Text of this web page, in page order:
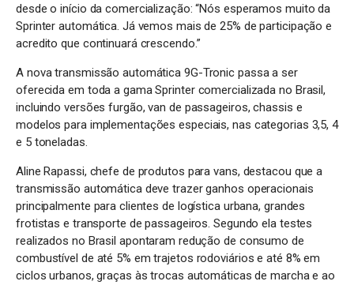
desde o início da comercialização: “Nós esperamos muito da
Sprinter automática. Já vemos mais de 25% de participação e
acredito que continuará crescendo.”
A nova transmissão automática 9G-Tronic passa a ser
oferecida em toda a gama Sprinter comercializada no Brasil,
incluindo versões furgão, van de passageiros, chassis e
modelos para implementações especiais, nas categorias 3,5, 4
e 5 toneladas.
Aline Rapassi, chefe de produtos para vans, destacou que a
transmissão automática deve trazer ganhos operacionais
principalmente para clientes de logística urbana, grandes
frotistas e transporte de passageiros. Segundo ela testes
realizados no Brasil apontaram redução de consumo de
combustível de até 5% em trajetos rodoviários e até 8% em
ciclos urbanos, graças às trocas automáticas de marcha e ao